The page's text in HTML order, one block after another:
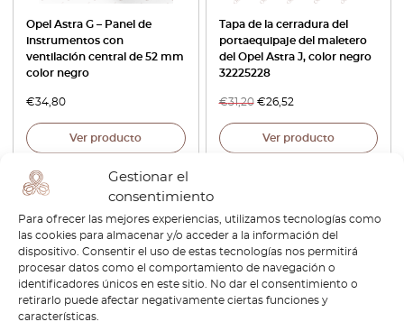
Gestionar el
consentimiento
Para ofrecer las mejores experiencias, utilizamos tecnologías como
las cookies para almacenar y/o acceder a la información del
dispositivo. Consentir el uso de estas tecnologías nos permitirá
procesar datos como el comportamiento de navegación o
identificadores únicos en este sitio. No dar el consentimiento o
retirarlo puede afectar negativamente ciertas funciones y
características.
Opel Astra G – Panel de
instrumentos con
ventilación central de 52 mm
color negro
€34,80
Ver producto
Tapa de la cerradura del
portaequipaje del maletero
del Opel Astra J, color negro
32225228
€31,20 €26,52
Ver producto